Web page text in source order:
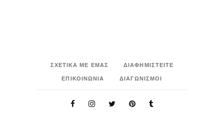
ΣΧΕΤΙΚΑ ΜΕ ΕΜΑΣ
ΔΙΑΦΗΜΙΣΤΕΙΤΕ
ΕΠΙΚΟΙΝΩΝΙΑ
ΔΙΑΓΩΝΙΣΜΟΙ